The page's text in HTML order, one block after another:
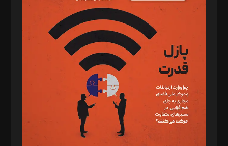
د‌بیر پیوست جهان: مینا پاکدل
د‌بیر تحریریه آنلاین: بابک نقاش
تحریریه‌: مجتبی محمود‌ی، آرش برهمند، یسنا امان‌پور، سروش کرمیان،
مصطفی مسجدی آرانی، ابوالفضل رجبی، زهرا فکرانه، فائزه فتحی
رستمی،مصطفی باستان
ویرایش: نگار استاد‌‌آقا
طراح یونیفرم: مجید توکلی
فیلمبرداری و عکاسی: امیر شفیعی، مانی لطفی زاده
گرافیک و صفحه‌آرایی: سید‌سبحان‌علی ثابت
مد‌یر توسعه تجاری: کامبیز برید‌